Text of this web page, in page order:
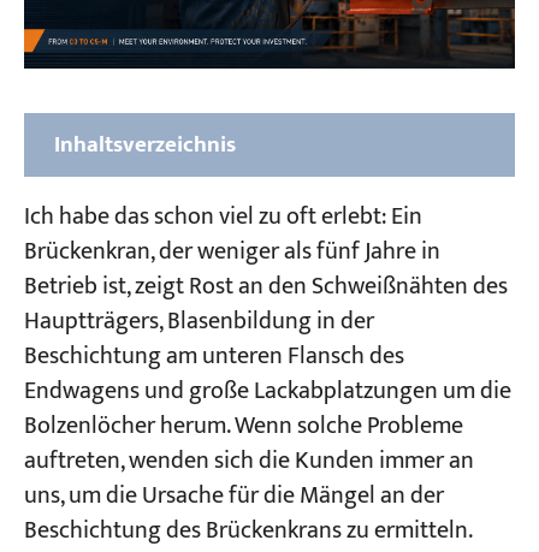
Projekte
Blogs
Nachrichten
Bewerbungen
Über uns
Kontakt
Inhaltsverzeichnis
Ihren Brückenkran entscheiden, sollten Sie
wissen, welchen Belastungen Ihr Kran
ausgesetzt ist.
Oberflächenvorbereitung – 60% Die
Lebensdauer der Beschichtung hängt davon
ab
Wie man die Strahlreinigungsklasse auswählt
Was ist die optimale Rauheitstiefe?
Ich habe das schon viel zu oft erlebt: Ein
Brückenkran, der weniger als fünf Jahre in
Betrieb ist, zeigt Rost an den Schweißnähten des
Hauptträgers, Blasenbildung in der
Beschichtung am unteren Flansch des
Endwagens und große Lackabplatzungen um die
Bolzenlöcher herum. Wenn solche Probleme
auftreten, wenden sich die Kunden immer an
uns, um die Ursache für die Mängel an der
Beschichtung des Brückenkrans zu ermitteln.